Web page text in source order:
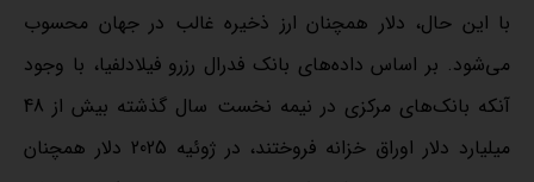
با این حال، دلار همچنان ارز ذخیره غالب در جهان محسوب
می‌شود. بر اساس داده‌های بانک فدرال رزرو فیلادلفیا، با وجود
آنکه بانک‌های مرکزی در نیمه نخست سال گذشته بیش از 48
میلیارد دلار اوراق خزانه فروختند، در ژوئیه 2025 دلار همچنان